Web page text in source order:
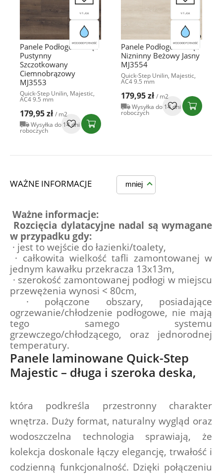
Panele Podłogowe Dąb
Pustynny
Szczotkowany
Ciemnobrązowy
MJ3553
Quick-Step Unilin, Majestic,
AC4 9.5 mm
179,95 zł / m2
Wysyłka do 14 dni
roboczych
Panele Podłogowe Dąb
Nizninny Beżowy Jasny
MJ3554
Quick-Step Unilin, Majestic,
AC4 9.5 mm
179,95 zł / m2
Wysyłka do 14 dni
roboczych
WAŻNE INFORMACJE mniej
Ważne informacje:
w przypadku gdy:
· jest to wejście do łazienki/toalety,
jednym kawałku przekracza 13x13m,
przewężenia wynosi < 80cm,
ogrzewanie/chłodzenie podłogowe, nie mają
tego samego systemu
grzewczego/chłodzącego, oraz jednorodnej
temperatury.
Panele laminowane Quick-Step
Majestic – długa i szeroka deska,
która podkreśla przestronny charakter
wnętrza. Duży format, naturalny wygląd oraz
wodoszczelna technologia sprawiają, że
kolekcja doskonale łączy elegancję, trwałość i
codzienną funkcjonalność. Dzięki połączeniu